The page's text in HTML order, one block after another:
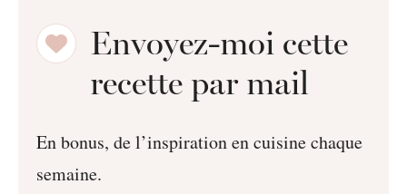
Envoyez-moi cette
recette par mail
En bonus, de l’inspiration en cuisine chaque
semaine.